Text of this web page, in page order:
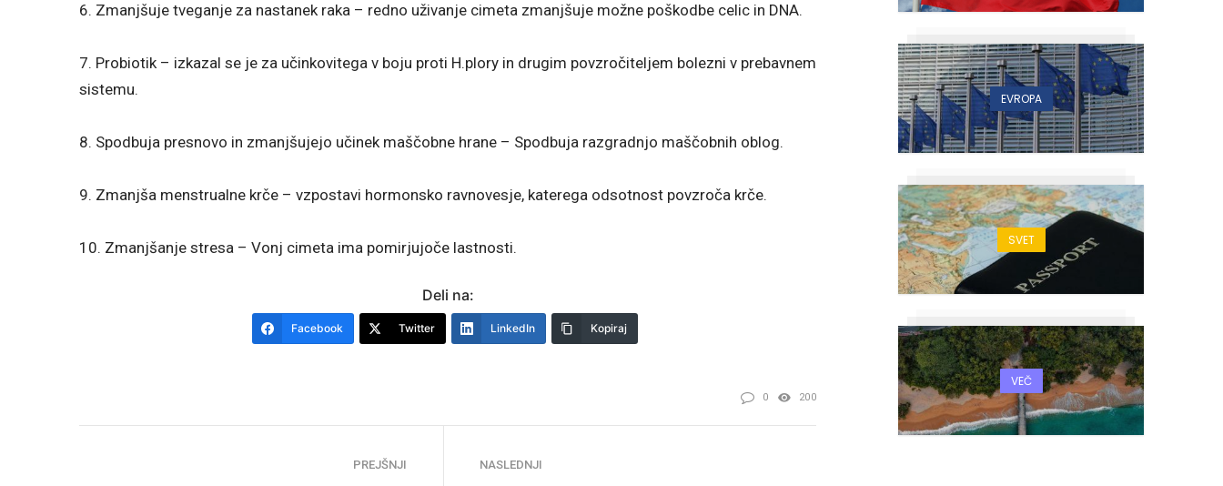
6. Zmanjšuje tveganje za nastanek raka – redno uživanje cimeta zmanjšuje možne poškodbe celic in DNA.
7. Probiotik – izkazal se je za učinkovitega v boju proti H.plory in drugim povzročiteljem bolezni v prebavnem
sistemu.
8. Spodbuja presnovo in zmanjšujejo učinek maščobne hrane – Spodbuja razgradnjo maščobnih oblog.
9. Zmanjša menstrualne krče – vzpostavi hormonsko ravnovesje, katerega odsotnost povzroča krče.
10. Zmanjšanje stresa – Vonj cimeta ima pomirjujoče lastnosti.
Deli na:
Facebook Twitter LinkedIn Kopiraj
0 200
PREJŠNJI NASLEDNJI
EVROPA
SVET
VEČ